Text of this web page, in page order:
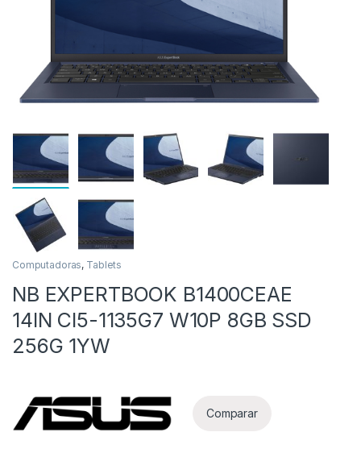
Computadoras, Tablets
NB EXPERTBOOK B1400CEAE
14IN CI5-1135G7 W10P 8GB SSD
256G 1YW
Comparar